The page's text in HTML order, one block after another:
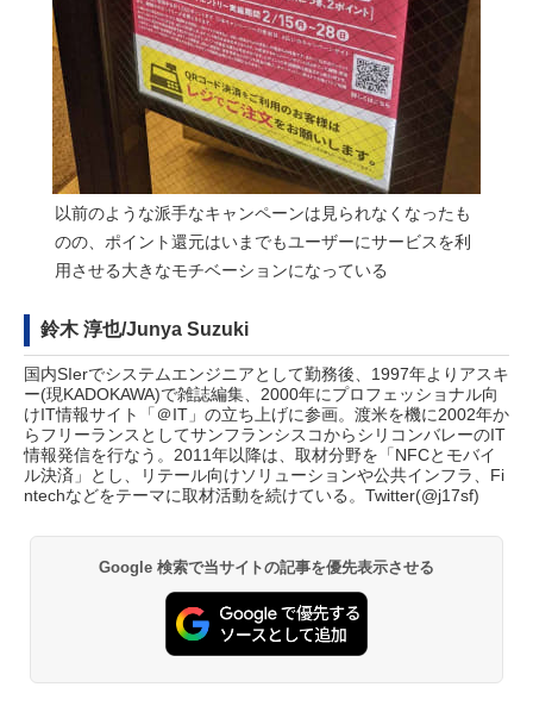
以前のような派手なキャンペーンは見られなくなったも
のの、ポイント還元はいまでもユーザーにサービスを利
用させる大きなモチベーションになっている
鈴木 淳也/Junya Suzuki
国内SIerでシステムエンジニアとして勤務後、1997年よりアスキ
ー(現KADOKAWA)で雑誌編集、2000年にプロフェッショナル向
けIT情報サイト「＠IT」の立ち上げに参画。渡米を機に2002年か
らフリーランスとしてサンフランシスコからシリコンバレーのIT
情報発信を行なう。2011年以降は、取材分野を「NFCとモバイ
ル決済」とし、リテール向けソリューションや公共インフラ、Fi
ntechなどをテーマに取材活動を続けている。Twitter(@j17sf)
Google 検索で当サイトの記事を優先表示させる